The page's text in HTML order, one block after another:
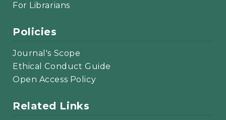
For Librarians
Policies
Journal's Scope
Ethical Conduct Guide
Open Access Policy
Related Links